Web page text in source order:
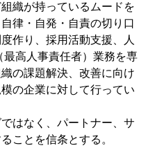
織が持っているムードを
律・自発・自責の切り口
作り、採用活動支援、人
高人事責任者）業務を専
の課題解決、改善に向け
の企業に対して行ってい
はなく、パートナー、サ
ことを信条とする。